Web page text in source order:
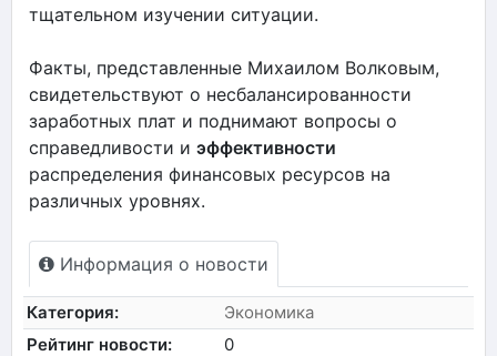
тщательном изучении ситуации.
Факты, представленные Михаилом Волковым,
свидетельствуют о несбалансированности
заработных плат и поднимают вопросы о
справедливости и эффективности
распределения финансовых ресурсов на
различных уровнях.
Информация о новости
Категория:
Экономика
Рейтинг новости:
0